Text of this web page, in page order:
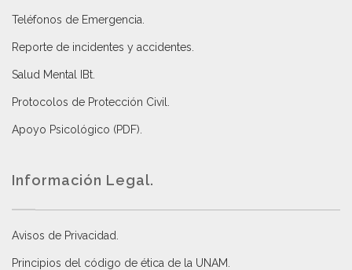
Teléfonos de Emergencia.
Reporte de incidentes y accidentes
Salud Mental IBt
Protocolos de Protección Civil
Apoyo Psicológico (PDF)
Información Legal.
Avisos de Privacidad
Principios del código de ética de la UNAM